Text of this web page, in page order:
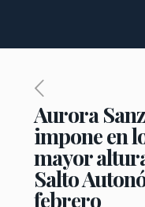
Aurora
impone en
mayor
Salto
febrero